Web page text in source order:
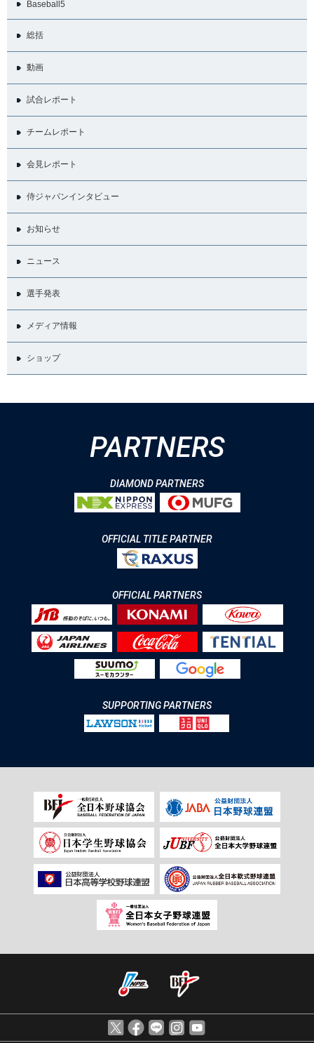
Baseball5
総括
動画
試合レポート
チームレポート
会見レポート
侍ジャパンインタビュー
お知らせ
ニュース
選手発表
メディア情報
ショップ
PARTNERS
DIAMOND PARTNERS
OFFICIAL TITLE PARTNER
OFFICIAL PARTNERS
SUPPORTING PARTNERS